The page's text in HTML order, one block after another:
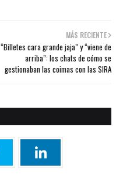
MÁS RECIENTE
“Billetes cara grande jaja” y “viene de
arriba”: los chats de cómo se
gestionaban las coimas con las SIRA